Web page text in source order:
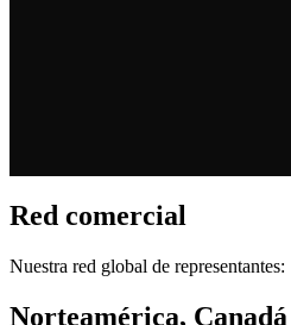
Red comercial
Nuestra red global de representantes:
Norteamérica, Canadá